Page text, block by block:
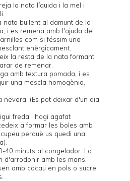
la nata líquida i la mel i
nata bullent al damunt de la
i es remena amb l'ajuda del
com si féssim una
enèrgicament.
la resta de la nata formant
de remenar.
amb textura pomada, i es
una mescla homogènia,
nevera. (Es pot deixar d'un dia
freda i hagi agafat
a formar les boles amb
perquè us quedi una
40 minuts al congelador. I a
d'arrodonir amb les mans.
amb cacau en pols o sucre